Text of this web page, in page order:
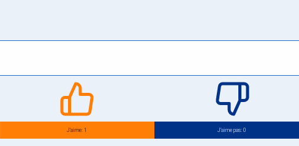
J’aime: 1 J’aime pas: 0